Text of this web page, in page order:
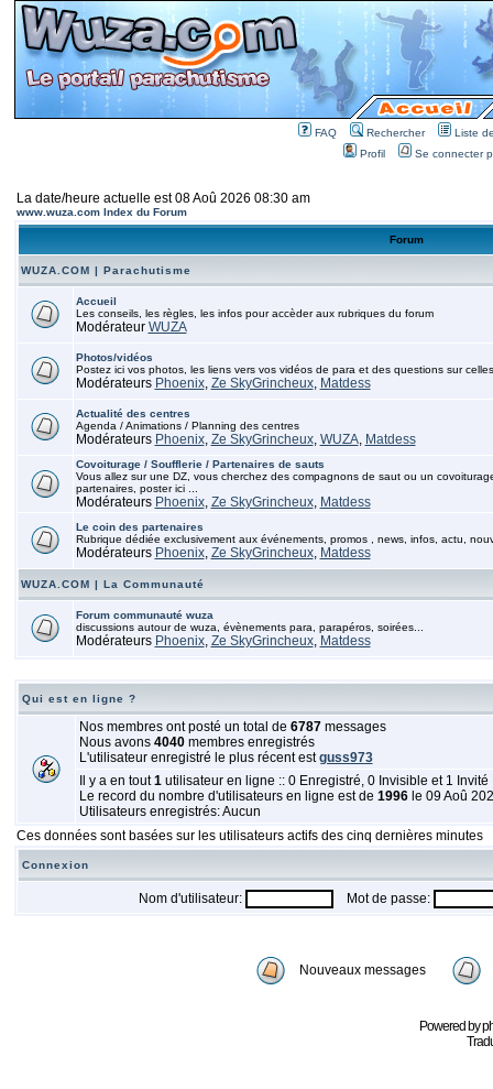
FAQ Rechercher
Liste
Profil
Se connecter
La date/heure actuelle est 08 Aoû 2026 08:30 am
www.wuza.com Index du Forum
Forum
WUZA.COM | Parachutisme
Accueil
Les conseils, les règles, les infos pour accèder aux rubriques du forum
Modérateur WUZA
Photos/vidéos
Postez ici vos photos, les liens vers vos vidéos de para et des questions sur
Modérateurs Phoenix, Ze SkyGrincheux, Matdess
Actualité des centres
Agenda / Animations / Planning des centres
Modérateurs Phoenix, Ze SkyGrincheux, WUZA, Matdess
Covoiturage / Soufflerie / Partenaires de sauts
Vous allez sur une DZ, vous cherchez des compagnons de saut ou un
partenaires, poster ici ...
Modérateurs Phoenix, Ze SkyGrincheux, Matdess
Le coin des partenaires
Rubrique dédiée exclusivement aux événements, promos , news, infos, actu,
Modérateurs Phoenix, Ze SkyGrincheux, Matdess
WUZA.COM | La Communauté
Forum communauté wuza
discussions autour de wuza, évènements para, parapéros, soirées...
Modérateurs Phoenix, Ze SkyGrincheux, Matdess
Qui est en ligne ?
Nos membres ont posté un total de 6787messages
Nous avons 4040membres enregistrés
L'utilisateur enregistré le plus récent estguss973
Il y a en tout1utilisateur en ligne :: 0 Enregistré, 0 Invisible et 1
Le record du nombre d'utilisateurs en ligne est de 1996le 09 Aoû
Utilisateurs enregistrés: Aucun
Ces données sont basées sur les utilisateurs actifs des cinq dernières minutes
Connexion
Nom d'utilisateur: Mot de passe:
Nouveaux messages
Powered by